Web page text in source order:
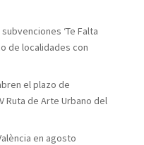
‘Te Falta
de localidades con
el plazo de
Ruta de Arte Urbano del
en agosto